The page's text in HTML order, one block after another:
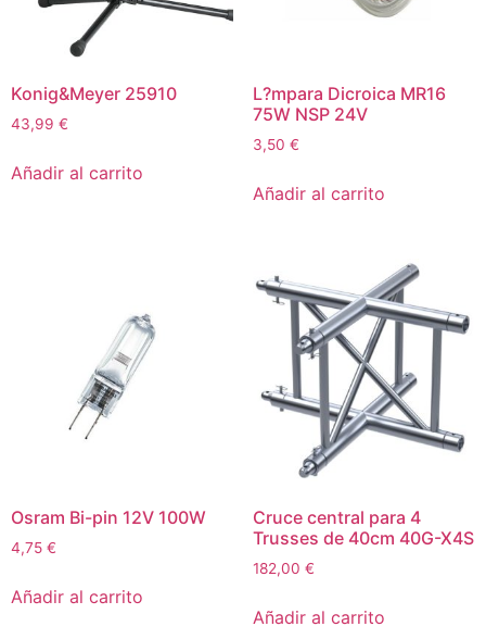
Konig&Meyer 25910
43,99 €
Añadir al carrito
L?mpara Dicroica MR16
75W NSP 24V
3,50 €
Añadir al carrito
Osram Bi-pin 12V 100W
4,75 €
Añadir al carrito
Cruce central para 4
Trusses de 40cm 40G-X4S
182,00 €
Añadir al carrito